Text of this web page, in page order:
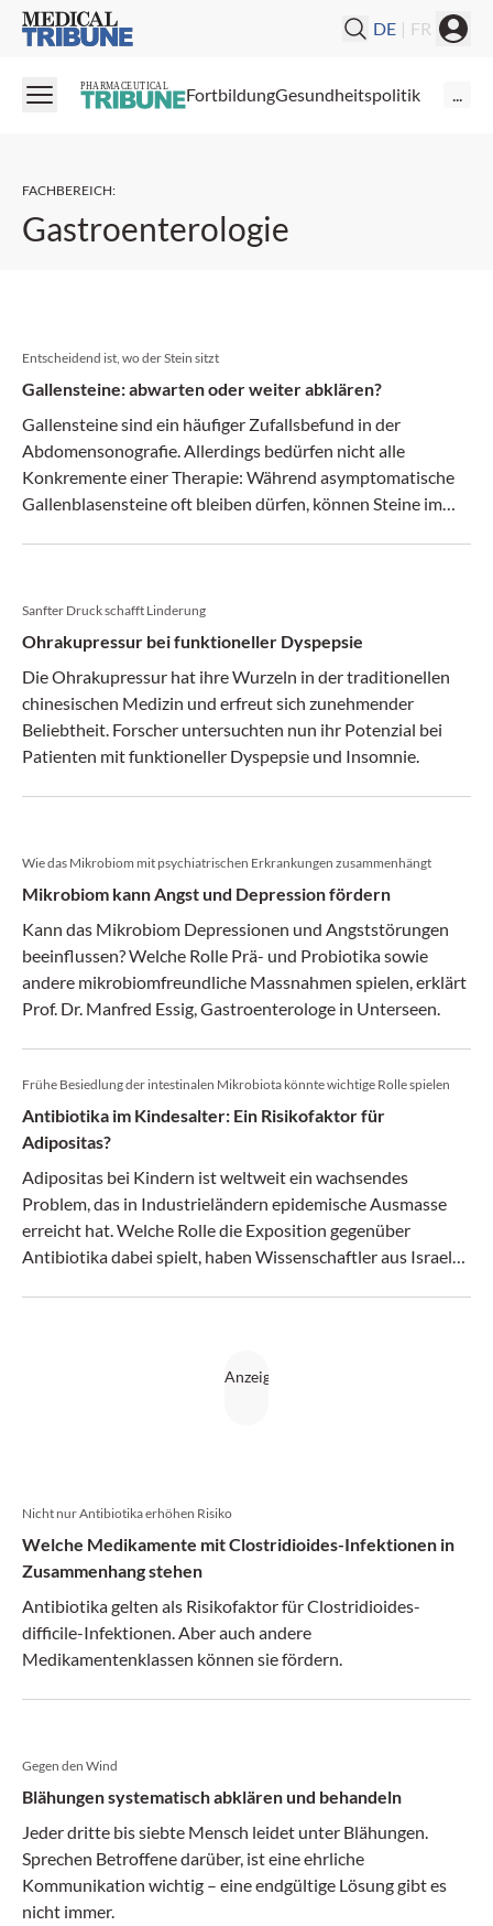
Medical Tribune DE | FR
PHARMACEUTICAL FortbildungGesundheitspolitik ...
FACHBEREICH:
Gastroenterologie
Entscheidend ist, wo der Stein sitzt
Gallensteine: abwarten oder weiter abklären?
Gallensteine sind ein häufiger Zufallsbefund in der
Abdomensonografie. Allerdings bedürfen nicht alle
Konkremente einer Therapie: Während asymptomatische
Gallenblasensteine oft bleiben dürfen, können Steine im
Sanfter Druck schafft Linderung
Ohrakupressur bei funktioneller Dyspepsie
Die Ohrakupressur hat ihre Wurzeln in der traditionellen
chinesischen Medizin und erfreut sich zunehmender
Beliebtheit. Forscher untersuchten nun ihr Potenzial bei
Patienten mit funktioneller Dyspepsie und Insomnie.
Wie das Mikrobiom mit psychiatrischen Erkrankungen zusammenhängt
Mikrobiom kann Angst und Depression fördern
Kann das Mikrobiom Depressionen und Angststörungen
beeinflussen? Welche Rolle Prä- und Probiotika sowie
andere mikrobiomfreundliche Massnahmen spielen, erklärt
Prof. Dr. Manfred Essig, Gastroenterologe in Unterseen.
Frühe Besiedlung der intestinalen Mikrobiota könnte wichtige Rolle spielen
Antibiotika im Kindesalter: Ein Risikofaktor für
Adipositas?
Adipositas bei Kindern ist weltweit ein wachsendes
Problem, das in Industrieländern epidemische Ausmasse
erreicht hat. Welche Rolle die Exposition gegenüber
Antibiotika dabei spielt, haben Wissenschaftler aus Israel
Nicht nur Antibiotika erhöhen Risiko
Welche Medikamente mit Clostridioides-Infektionen in
Zusammenhang stehen
Antibiotika gelten als Risikofaktor für Clostridioides-
difficile-Infektionen. Aber auch andere
Medikamentenklassen können sie fördern.
Gegen den Wind
Blähungen systematisch abklären und behandeln
Jeder dritte bis siebte Mensch leidet unter Blähungen.
Sprechen Betroffene darüber, ist eine ehrliche
Kommunikation wichtig – eine endgültige Lösung gibt es
nicht immer.